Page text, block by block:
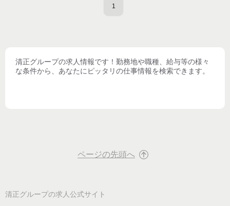
1
清正グループの求人情報です！勤務地や職種、給与等の様々
な条件から、あなたにピッタリの仕事情報を検索できます。
ページの先頭へ
清正グループの求人公式サイト